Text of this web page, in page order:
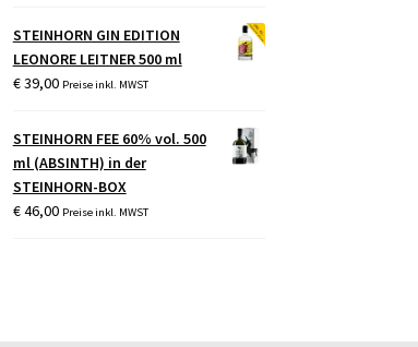
STEINHORN GIN EDITION
LEONORE LEITNER 500 ml
€39,00 Preise inkl. MWST
STEINHORN FEE 60% vol. 500
ml (ABSINTH) in der
STEINHORN-BOX
€46,00 Preise inkl. MWST